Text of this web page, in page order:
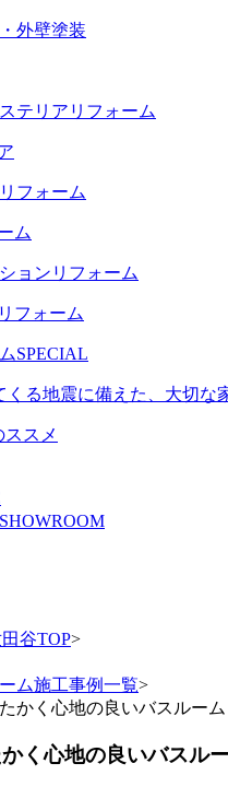
ム
フォーム
SPECIAL
スメ
SHOWROOM
谷TOP>
ム施工事例一覧>
かく心地の良いバスルーム
く心地の良いバスル